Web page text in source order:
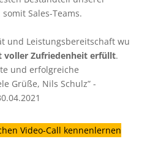
Sales-Teams.
und Leistungsbereitschaft wu
voller Zufriedenheit erfüllt.
und erfolgreiche
Grüße, Nils Schulz” -
Video-Call kennenlernen